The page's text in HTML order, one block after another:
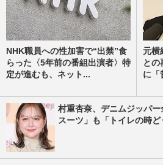
NHK職員への性加害で“出禁”食
らった〈5年前の番組出演者〉特
定が進むも、ネット...
元横
との
に「
村重杏奈、デニムジッパ
スーツ」も「トイレの時ど